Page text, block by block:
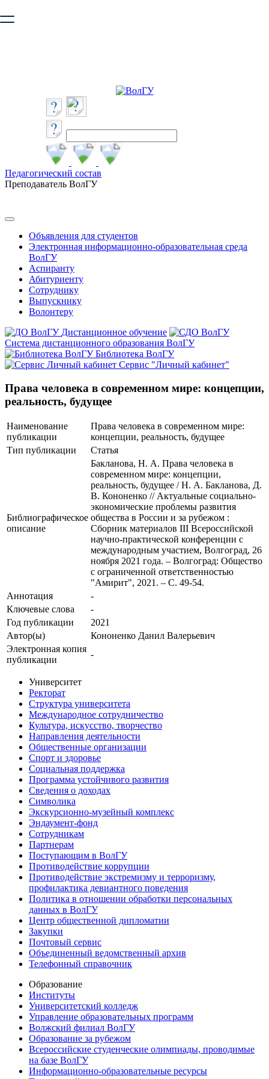
безопасную работу с сайтом. Пожалуйста
Педагогический состав
Преподаватель ВолГУ
Объявления для студентов
Электронная информационно-образовательная среда
ВолГУ
Аспиранту
Абитуриенту
Сотруднику
Выпускнику
Волонтеру
Дистанционное обучение
Система дистанционного образования ВолГУ
Библиотека ВолГУ
Сервис "Личный кабинет"
Права человека в современном мире: концепции,
реальность, будущее
Наименование
публикации
Права человека в современном мире:
концепции, реальность, будущее
Тип публикации
Статья
Библиографическое
описание
Бакланова, Н. А. Права человека в
современном мире: концепции,
реальность, будущее / Н. А. Бакланова, Д.
В. Кононенко // Актуальные социально-
экономические проблемы развития
общества в России и за рубежом :
Сборник материалов III Всероссийской
научно-практической конференции с
международным участием, Волгоград, 26
ноября 2021 года. – Волгоград: Общество
с ограниченной ответственностью
"Амирит", 2021. – С. 49-54.
Аннотация
-
Ключевые cлова
-
Год публикации
2021
Автор(ы)
Кононенко Данил Валерьевич
Электронная копия
публикации
-
Университет
Ректорат
Структура университета
Международное сотрудничество
Культура, искусство, творчество
Направления деятельности
Общественные организации
Спорт и здоровье
Социальная поддержка
Программа устойчивого развития
Сведения о доходах
Символика
Экскурсионно-музейный комплекс
Эндаумент-фонд
Сотрудникам
Партнерам
Поступающим в ВолГУ
Противодействие коррупции
Противодействие экстремизму и терроризму,
профилактика девиантного поведения
Политика в отношении обработки персональных
данных в ВолГУ
Центр общественной дипломатии
Закупки
Почтовый сервис
Объединенный ведомственный архив
Телефонный справочник
Образование
Институты
Университетский колледж
Управление образовательных программ
Волжский филиал ВолГУ
Образование за рубежом
Всероссийские студенческие олимпиады, проводимые
на базе ВолГУ
Информационно-образовательные ресурсы